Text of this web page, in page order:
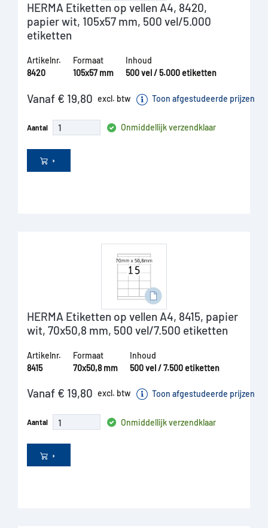
HERMA Etiketten op vellen A4, 8420,
papier wit, 105x57 mm, 500 vel/5.000
etiketten
Artikelnr.
8420
Formaat
105x57 mm
Inhoud
500 vel / 5.000 etiketten
Vanaf € 19,80 excl. btw Toon afgestudeerde prijzen
Aantal Onmiddellijk verzendklaar
HERMA Etiketten op vellen A4, 8415, papier
wit, 70x50,8 mm, 500 vel/7.500 etiketten
Artikelnr.
8415
Formaat
70x50,8 mm
Inhoud
500 vel / 7.500 etiketten
Vanaf € 19,80 excl. btw Toon afgestudeerde prijzen
Aantal Onmiddellijk verzendklaar